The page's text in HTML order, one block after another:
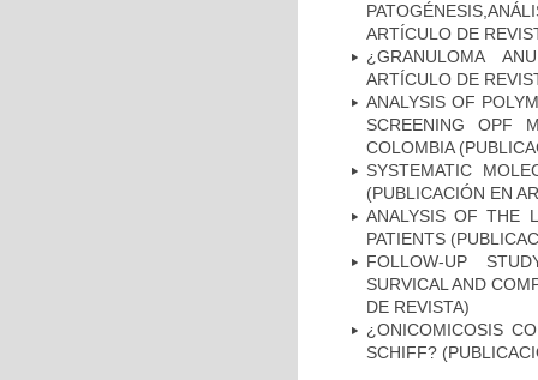
ARTÍCULO DE
¿GRANULOMA
ARTÍCULO DE
ANALYSIS OF
SCREENING OPF
COLOMBIA
SYSTEMATIC
(PUBLICACIÓN EN
ANALYSIS OF THE
PATIENTS
FOLLOW-UP
SURVICAL AND
DE REVISTA)
¿ONICOMICOSIS
SCHIFF?